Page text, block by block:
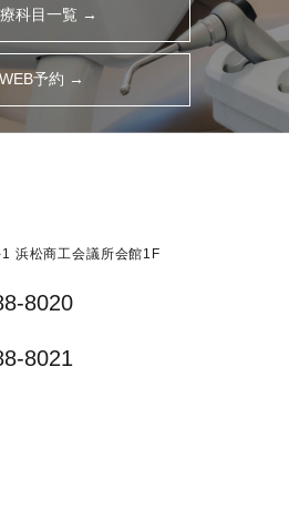
科目一覧 →
WEB予約 →
浜松商工会議所会館1F
8020
8021